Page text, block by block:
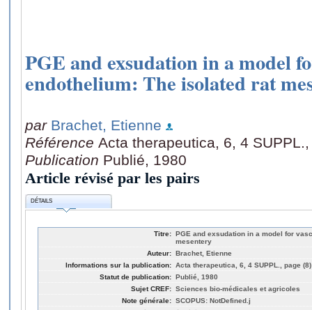
PGE and exsudation in a model
endothelium: The isolated rat
par Brachet, Etienne
Référence Acta therapeutica, 6, 4
Publication Publié, 1980
Article révisé par les pairs
DÉTAILS
Titre: PGE and exsudation in a model for
mesentery
Auteur: Brachet, Etienne
Informations sur la publication: Acta therapeutica, 6, 4 SUPPL., page (8)
Statut de publication: Publié, 1980
Sujet CREF: Sciences bio-médicales et agricoles
Note générale: SCOPUS: NotDefined.j